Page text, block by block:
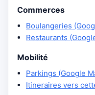
Commerces
Boulangeries
Restaurants
Mobilité
Parkings (Google
Itineraires vers